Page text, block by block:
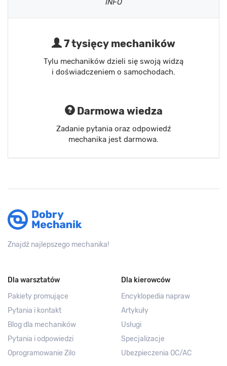
INFO
7 tysięcy mechaników
Tylu mechaników dzieli się swoją widzą
i doświadczeniem o samochodach.
Darmowa wiedza
Zadanie pytania oraz odpowiedź
mechanika jest darmowa.
Znajdź najlepszego mechanika!
Dla warsztatów
Pakiety promujące
Pytania i kontakt
Blog dla mechaników
Pytania i odpowiedzi
Oprogramowanie Zilo
Dla kierowców
Encyklopedia napraw
Artykuły
Usługi
Specjalizacje
Ubezpieczenia OC/AC